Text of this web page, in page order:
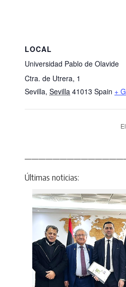
LOCAL
Universidad Pablo de Olavide
Ctra. de Utrera, 1
Sevilla, Sevilla 41013 Spain +
Últimas noticias: